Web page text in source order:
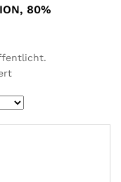
80%